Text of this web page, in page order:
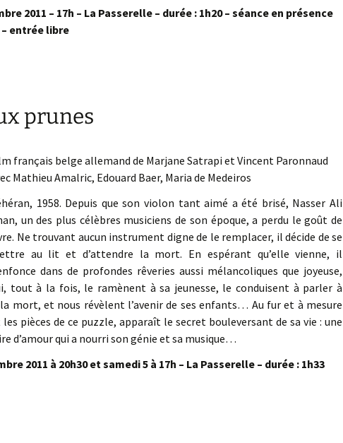
2011 – 17h – La Passerelle – durée : 1h20 – séance en présence
entrée libre
prunes
français belge allemand de Marjane Satrapi et Vincent Paronnaud
Mathieu Amalric, Edouard Baer, Maria de Medeiros
1958. Depuis que son violon tant aimé a été brisé, Nasser Ali
un des plus célèbres musiciens de son époque, a perdu le goût de
Ne trouvant aucun instrument digne de le remplacer, il décide de se
au lit et d’attendre la mort. En espérant qu’elle vienne, il
dans de profondes rêveries aussi mélancoliques que joyeuse,
tout à la fois, le ramènent à sa jeunesse, le conduisent à parler à
la mort, et nous révèlent l’avenir de ses enfants… Au fur et à mesure
les pièces de ce puzzle, apparaît le secret bouleversant de sa vie : une
d’amour qui a nourri son génie et sa musique…
2011 à 20h30 et samedi 5 à 17h – La Passerelle – durée : 1h33